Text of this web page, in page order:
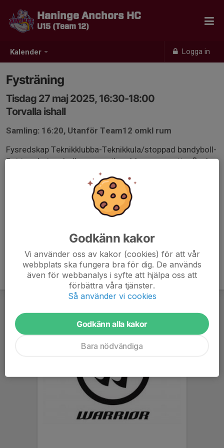
Kalender Logga in
Haninge Anchors HC
U15 (Team 12)
Fysträning
Tisdag 27 maj 2025, 16:30-18:00
Torvalla ishall
Samling: 16:20, Utanför Team12 omkl rum
Fysredskap Teknikklubba-Teknikkula/stoppad bandyboll-
3st jongleringsbollar-gummiband-hopprep-vattenflaska
Godkänn kakor
Vi använder oss av kakor (cookies) för att vår
webbplats ska fungera bra för dig. De används
även för webbanalys i syfte att hjälpa oss att
förbättra våra tjänster.
Så använder vi cookies
Godkänn alla kakor
Bara nödvändiga